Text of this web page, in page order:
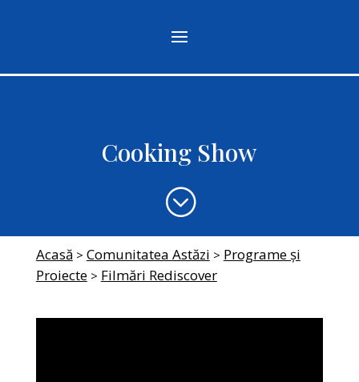
Cooking Show
;
Acasă > Comunitatea Astăzi > Programe și
Proiecte> Filmări Rediscover